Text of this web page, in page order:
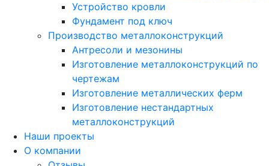
Устройство кровли
Фундамент под ключ
Производство металлоконструкций
Антресоли и мезонины
Изготовление металлоконструкций по
чертежам
Изготовление металлических ферм
Изготовление нестандартных
металлоконструкций
Наши проекты
О компании